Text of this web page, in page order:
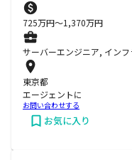
725万円〜1,370万円
サーバーエンジニア, イン
東京都
エージェントに
お問い合わせする
お気に入り